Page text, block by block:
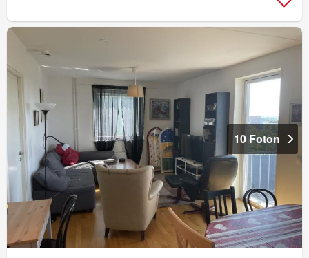
10 Foton